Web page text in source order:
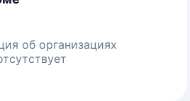
об организациях